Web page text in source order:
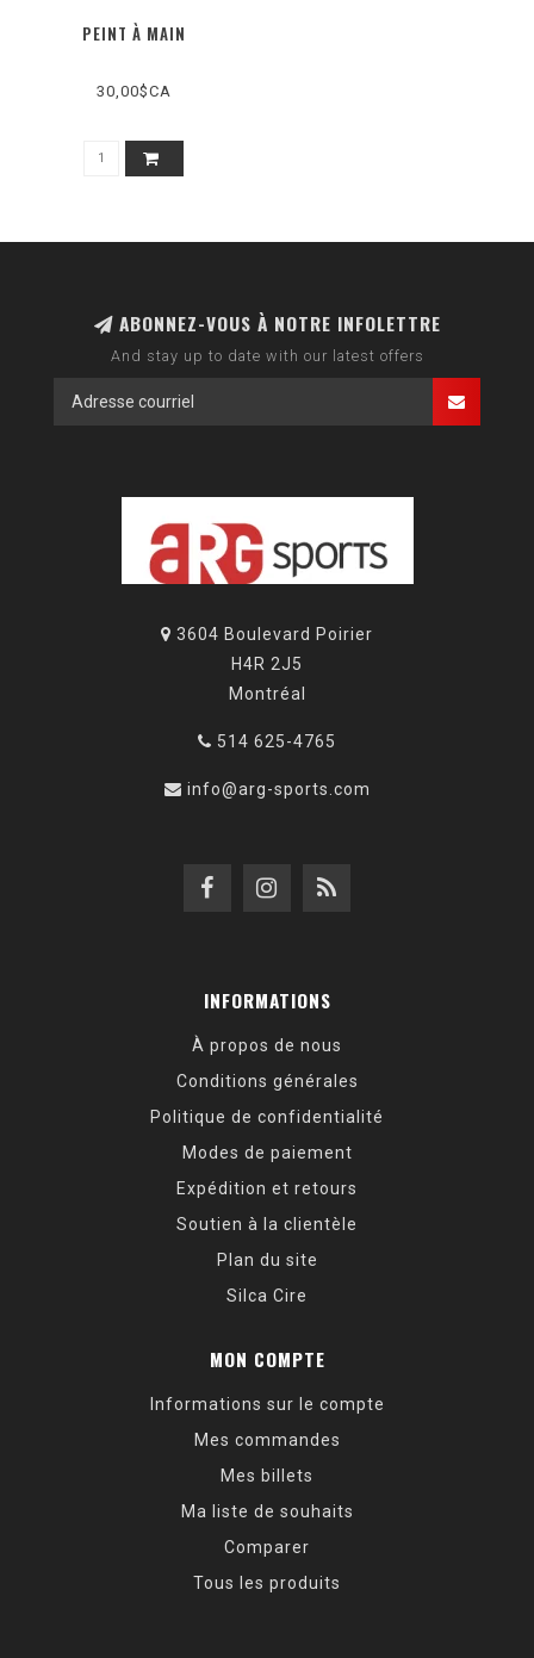
PEINT À MAIN
30,00$CA
ABONNEZ-VOUS À NOTRE INFOLETTRE
And stay up to date with our latest offers
3604 Boulevard Poirier
H4R 2J5
Montréal
514 625-4765
info@arg-sports.com
INFORMATIONS
À propos de nous
Conditions générales
Politique de confidentialité
Modes de paiement
Expédition et retours
Soutien à la clientèle
Plan du site
Silca Cire
MON COMPTE
Informations sur le compte
Mes commandes
Mes billets
Ma liste de souhaits
Comparer
Tous les produits